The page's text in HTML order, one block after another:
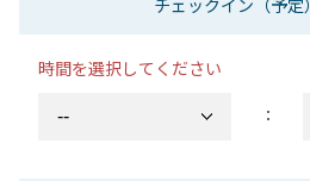
チェックイン（予定）
時間を選択してください
：